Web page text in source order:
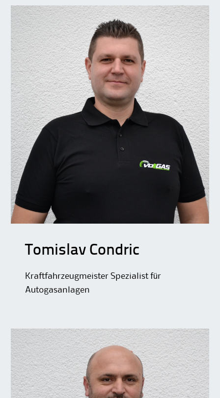
Tomislav Condric
Kraftfahrzeugmeister Spezialist für
Autogasanlagen